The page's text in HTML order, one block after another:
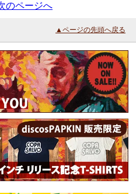
のページへ
▲ページの先頭へ戻る